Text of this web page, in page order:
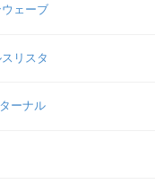
ウェーブ
リスタ
ーナル